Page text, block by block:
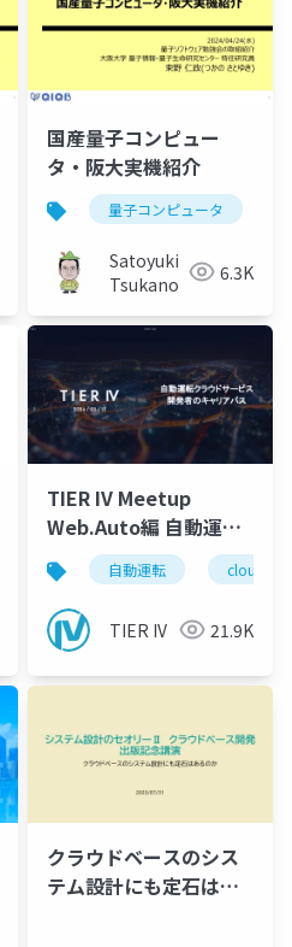
クラウド
国産量子コンピュー
タ・阪大実機紹介
量子コンピュータ
Satoyuki
Tsukano
6.3K
management productivity
TIER IV Meetup
Web.Auto編 自動運転
クラウドサービス開発
者のキャリアパス
自動運転 cloud
TIER IV 21.9K
カルチャーデック 採用資料
クラウドベースのシス
テム設計にも定石はあ